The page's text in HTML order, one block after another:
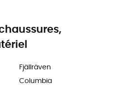
Fjällräven
Columbia